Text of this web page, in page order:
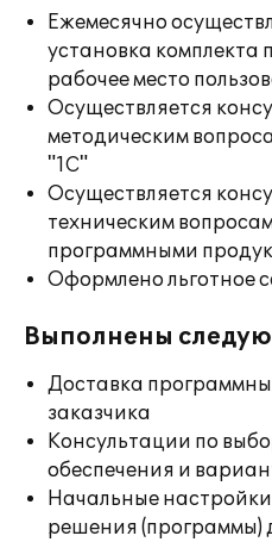
Ежемесячно
установка комплекта
рабочее место
Осуществляется
методическим
"1С"
Осуществляется
техническим
программными
Оформлено льготное
Выполнены
Доставка
заказчика
Консультации по
обеспечения и
Начальные
решения (программы)